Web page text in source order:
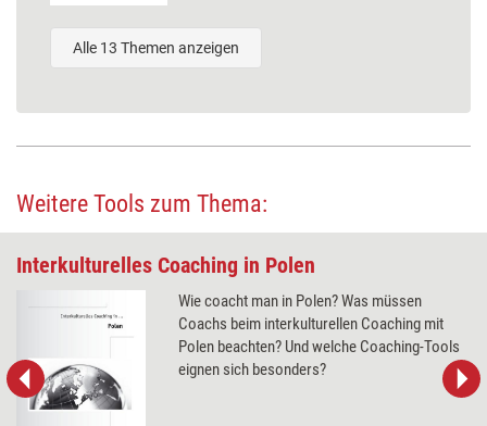
Alle 13 Themen anzeigen
Weitere Tools zum Thema:
Interkulturelles Coaching in Polen
Wie coacht man in Polen? Was müssen
Coachs beim interkulturellen Coaching mit
Polen beachten? Und welche Coaching-Tools
eignen sich besonders?